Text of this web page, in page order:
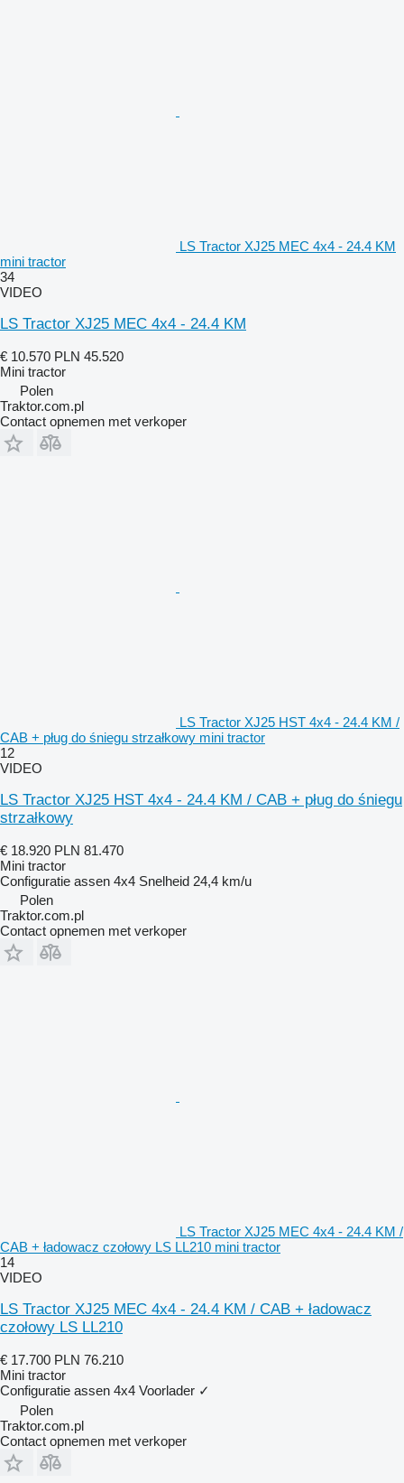
LS Tractor XJ25 MEC 4x4 - 24.4 KM
mini tractor
34
VIDEO
LS Tractor XJ25 MEC 4x4 - 24.4 KM
€ 10.570 PLN 45.520
Mini tractor
Polen
Traktor.com.pl
Contact opnemen met verkoper
LS Tractor XJ25 HST 4x4 - 24.4 KM /
CAB + pług do śniegu strzałkowy mini tractor
12
VIDEO
LS Tractor XJ25 HST 4x4 - 24.4 KM / CAB + pług do śniegu
strzałkowy
€ 18.920 PLN 81.470
Mini tractor
Configuratie assen 4x4 Snelheid 24,4 km/u
Polen
Traktor.com.pl
Contact opnemen met verkoper
LS Tractor XJ25 MEC 4x4 - 24.4 KM /
CAB + ładowacz czołowy LS LL210 mini tractor
14
VIDEO
LS Tractor XJ25 MEC 4x4 - 24.4 KM / CAB + ładowacz
czołowy LS LL210
€ 17.700 PLN 76.210
Mini tractor
Configuratie assen 4x4 Voorlader ✓
Polen
Traktor.com.pl
Contact opnemen met verkoper